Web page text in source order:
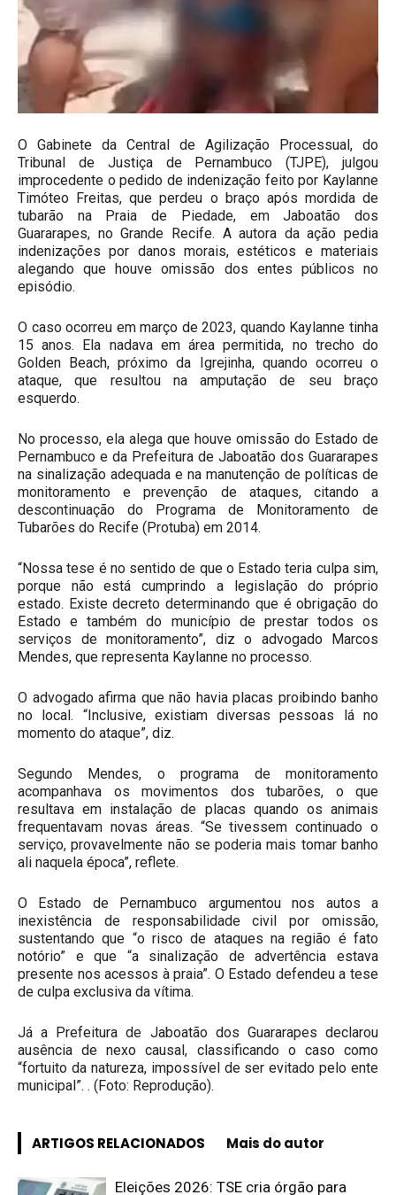
O Gabinete da Central de Agilização Processual, do
Tribunal de Justiça de Pernambuco (TJPE), julgou
improcedente o pedido de indenização feito por Kaylanne
Timóteo Freitas, que perdeu o braço após mordida de
tubarão na Praia de Piedade, em Jaboatão dos
Guararapes, no Grande Recife. A autora da ação pedia
indenizações por danos morais, estéticos e materiais
alegando que houve omissão dos entes públicos no
episódio.
O caso ocorreu em março de 2023, quando Kaylanne tinha
15 anos. Ela nadava em área permitida, no trecho do
Golden Beach, próximo da Igrejinha, quando ocorreu o
ataque, que resultou na amputação de seu braço
esquerdo.
No processo, ela alega que houve omissão do Estado de
Pernambuco e da Prefeitura de Jaboatão dos Guararapes
na sinalização adequada e na manutenção de políticas de
monitoramento e prevenção de ataques, citando a
descontinuação do Programa de Monitoramento de
Tubarões do Recife (Protuba) em 2014.
“Nossa tese é no sentido de que o Estado teria culpa sim,
porque não está cumprindo a legislação do próprio
estado. Existe decreto determinando que é obrigação do
Estado e também do município de prestar todos os
serviços de monitoramento”, diz o advogado Marcos
Mendes, que representa Kaylanne no processo.
O advogado afirma que não havia placas proibindo banho
no local. “Inclusive, existiam diversas pessoas lá no
momento do ataque”, diz.
Segundo Mendes, o programa de monitoramento
acompanhava os movimentos dos tubarões, o que
resultava em instalação de placas quando os animais
frequentavam novas áreas. “Se tivessem continuado o
serviço, provavelmente não se poderia mais tomar banho
ali naquela época”, reflete.
O Estado de Pernambuco argumentou nos autos a
inexistência de responsabilidade civil por omissão,
sustentando que “o risco de ataques na região é fato
notório” e que “a sinalização de advertência estava
presente nos acessos à praia”. O Estado defendeu a tese
de culpa exclusiva da vítima.
Já a Prefeitura de Jaboatão dos Guararapes declarou
ausência de nexo causal, classificando o caso como
“fortuito da natureza, impossível de ser evitado pelo ente
municipal”. . (Foto: Reprodução).
ARTIGOS RELACIONADOS Mais do autor
Eleições 2026: TSE cria órgão para